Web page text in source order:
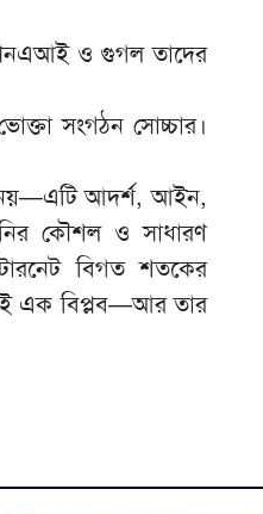
ও গুগল তাদের
সংগঠন সোচ্চার।
নয়—এটি আদর্শ, আইন,
কৌশল ও সাধারণ
বিগত শতকের
এক বিপ্লব—আর তার